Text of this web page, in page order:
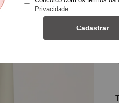
Privacidade
Cadastrar